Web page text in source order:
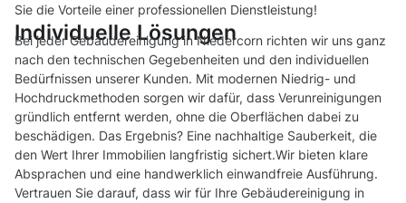
Sie die Vorteile einer professionellen Dienstleistung!
Individuelle Lösungen
Bei jeder Gebäudereinigung in Niedercorn richten wir uns ganz
nach den technischen Gegebenheiten und den individuellen
Bedürfnissen unserer Kunden. Mit modernen Niedrig- und
Hochdruckmethoden sorgen wir dafür, dass Verunreinigungen
gründlich entfernt werden, ohne die Oberflächen dabei zu
beschädigen. Das Ergebnis? Eine nachhaltige Sauberkeit, die
den Wert Ihrer Immobilien langfristig sichert.Wir bieten klare
Absprachen und eine handwerklich einwandfreie Ausführung.
Vertrauen Sie darauf, dass wir für Ihre Gebäudereinigung in